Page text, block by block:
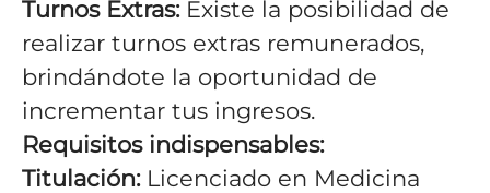
Turnos Extras:Existe la posibilidad de
realizar turnos extras remunerados,
brindándote la oportunidad de
incrementar tus ingresos.
Requisitos indispensables:
Titulación:Licenciado en Medicina